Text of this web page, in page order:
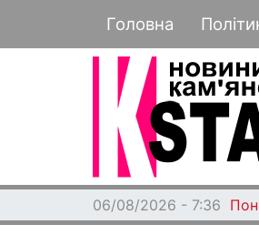
Основная
Головна
06/08/2026 - 7:36